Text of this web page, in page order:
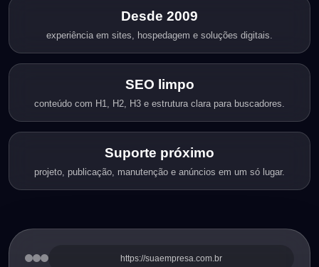
Desde 2009
experiência em sites, hospedagem e soluções digitais.
SEO limpo
conteúdo com H1, H2, H3 e estrutura clara para buscadores.
Suporte próximo
projeto, publicação, manutenção e anúncios em um só lugar.
https://suaempresa.com.br